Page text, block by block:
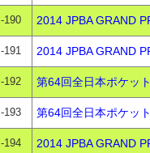
190 2014 JPBA GRAND
191 2014 JPBA GRAND
192 第64回全日本ポケッ
193 第64回全日本ポケッ
194 2014 JPBA GRAND